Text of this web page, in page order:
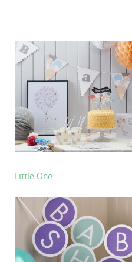
Little One